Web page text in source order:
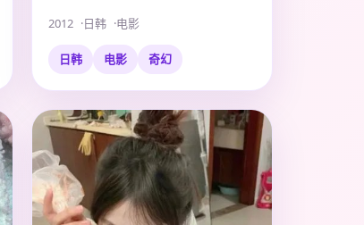
2012 日韩 电影
日韩 电影 奇幻